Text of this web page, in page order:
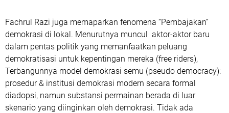
Fachrul Razi juga memaparkan fenomena “Pembajakan”
demokrasi di lokal. Menurutnya muncul aktor-aktor baru
dalam pentas politik yang memanfaatkan peluang
demokratisasi untuk kepentingan mereka (free riders),
Terbangunnya model demokrasi semu (pseudo democracy):
prosedur & institusi demokrasi modern secara formal
diadopsi, namun substansi permainan berada di luar
skenario yang diinginkan oleh demokrasi. Tidak ada